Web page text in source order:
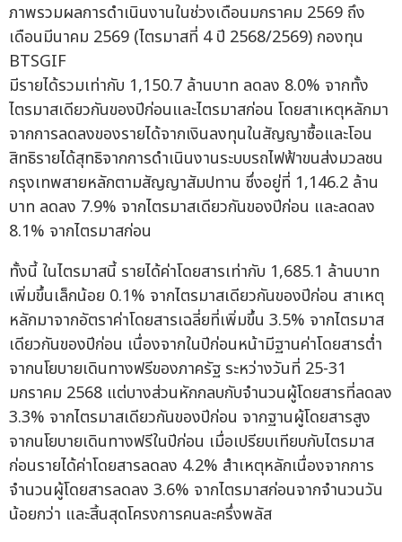
ภาพรวมผลการดำเนินงานในช่วงเดือนมกราคม 2569 ถึง
เดือนมีนาคม 2569 (ไตรมาสที่ 4 ปี 2568/2569) กองทุน
BTSGIF
มีรายได้รวมเท่ากับ 1,150.7 ล้านบาท ลดลง 8.0% จากทั้ง
ไตรมาสเดียวกันของปีก่อนและไตรมาสก่อน โดยสาเหตุหลักมา
จากการลดลงของรายได้จากเงินลงทุนในสัญญาซื้อและโอน
สิทธิรายได้สุทธิจากการดำเนินงานระบบรถไฟฟ้าขนส่งมวลชน
กรุงเทพสายหลักตามสัญญาสัมปทาน ซึ่งอยู่ที่ 1,146.2 ล้าน
บาท ลดลง 7.9% จากไตรมาสเดียวกันของปีก่อน และลดลง
8.1% จากไตรมาสก่อน
ทั้งนี้ ในไตรมาสนี้ รายได้ค่าโดยสารเท่ากับ 1,685.1 ล้านบาท
เพิ่มขึ้นเล็กน้อย 0.1% จากไตรมาสเดียวกันของปีก่อน สาเหตุ
หลักมาจากอัตราค่าโดยสารเฉลี่ยที่เพิ่มขึ้น 3.5% จากไตรมาส
เดียวกันของปีก่อน เนื่องจากในปีก่อนหน้ามีฐานค่าโดยสารต่ำ
จากนโยบายเดินทางฟรีของภาครัฐ ระหว่างวันที่ 25-31
มกราคม 2568 แต่บางส่วนหักกลบกับจำนวนผู้โดยสารที่ลดลง
3.3% จากไตรมาสเดียวกันของปีก่อน จากฐานผู้โดยสารสูง
จากนโยบายเดินทางฟรีในปีก่อน เมื่อเปรียบเทียบกับไตรมาส
ก่อนรายได้ค่าโดยสารลดลง 4.2% สำเหตุหลักเนื่องจากการ
จำนวนผู้โดยสารลดลง 3.6% จากไตรมาสก่อนจากจำนวนวัน
น้อยกว่า และสิ้นสุดโครงการคนละครึ่งพลัส